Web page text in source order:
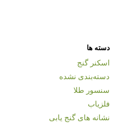
دسته ها
اسکنر گنج
دسته‌بندی نشده
سنسور طلا
فلزیاب
نشانه های گنج یابی